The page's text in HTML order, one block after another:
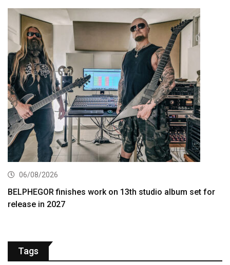
06/08/2026
BELPHEGOR finishes work on 13th studio album set for
release in 2027
Tags